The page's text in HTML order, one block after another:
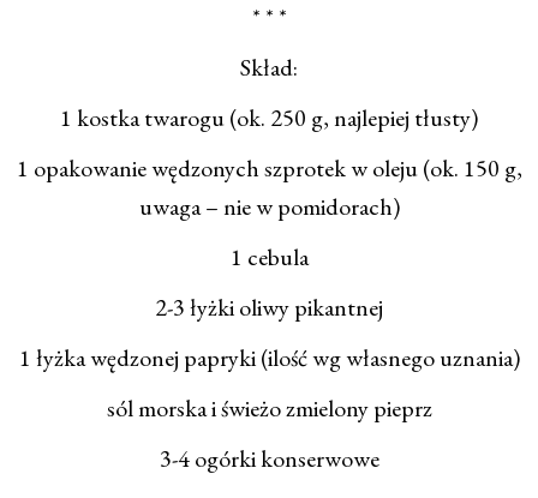
* * *
Skład:
1 kostka twarogu (ok. 250 g, najlepiej tłusty)
1 opakowanie wędzonych szprotek w oleju (ok. 150 g,
uwaga – nie w pomidorach)
1 cebula
2-3 łyżki oliwy pikantnej
1 łyżka wędzonej papryki (ilość wg własnego uznania)
sól morska i świeżo zmielony pieprz
3-4 ogórki konserwowe